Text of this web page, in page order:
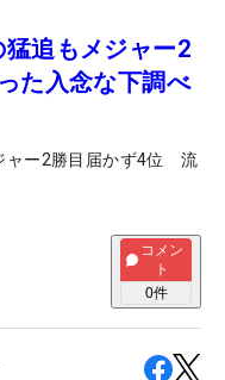
追もメジャー2
た入念な下調べ
ャー2勝目届かず4位 流
コメン
ト
0件